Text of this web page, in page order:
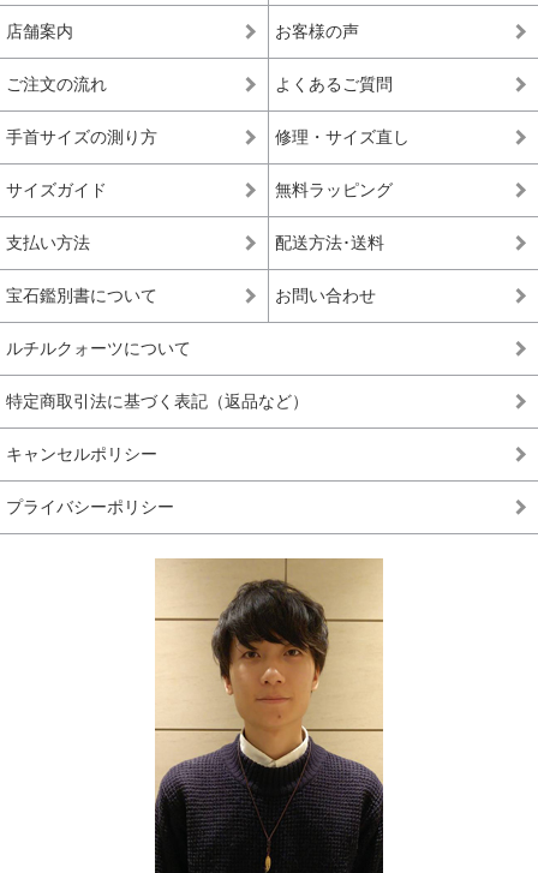
入門モデル
良いルチルクォーツを楽しみたい方にお勧めの入門
ブレスレット
※上記の階級は、主に産出量の最も多いゴールドルチルクォーツを対象に適
きましては、品質データが充分に収集できていないこともあり、ゴールドル
チルクォーツと同じ基準値で品質を測ることが難しく、高品質以上の品質階
級を基本的に定めておりません。
高級、最高品質、高品質の中の最上位(ハイエンド)を総称して使われます。
店舗案内 お客様の声
ご注文の流れ よくあるご質問
手首サイズの測り方 修理・サイズ直し
サイズガイド 無料ラッピング
支払い方法 配送方法･送料
宝石鑑別書について お問い合わせ
ルチルクォーツについて
特定商取引法に基づく表記（返品など）
キャンセルポリシー
プライバシーポリシー